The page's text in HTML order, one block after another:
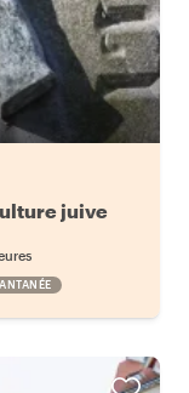
juive